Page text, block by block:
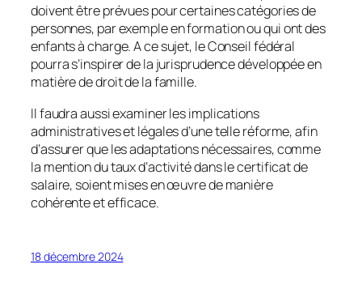
doivent être prévues pour certaines catégories de
personnes, par exemple en formation ou qui ont des
enfants à charge. A ce sujet, le Conseil fédéral
pourra s’inspirer de la jurisprudence développée en
matière de droit de la famille.
Il faudra aussi examiner les implications
administratives et légales d’une telle réforme, afin
d’assurer que les adaptations nécessaires, comme
la mention du taux d’activité dans le certificat de
salaire, soient mises en œuvre de manière
cohérente et efficace.
18 décembre 2024